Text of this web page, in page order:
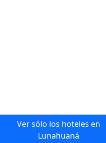
Ver sólo los hoteles en
Lunahuaná